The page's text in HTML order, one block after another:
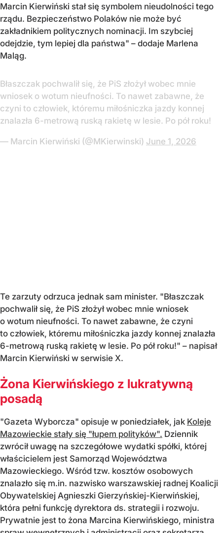
Marcin Kierwiński stał się symbolem nieudolności tego
rządu. Bezpieczeństwo Polaków nie może być
zakładnikiem politycznych nominacji. Im szybciej
odejdzie, tym lepiej dla państwa" – dodaje Marlena
Maląg.
Błaszczak pochwalił się, że PiS złożył wobec mnie
wniosek o wotum nieufności. To nawet zabawne, że
czyni to człowiek, któremu miłośniczka jazdy konnej
znalazła 6-metrową ruską rakietę w lesie. Po pół roku!
— Marcin Kierwiński (@MKierwinski) June 1, 2026
Te zarzuty odrzuca jednak sam minister. "Błaszczak
pochwalił się, że PiS złożył wobec mnie wniosek
o wotum nieufności. To nawet zabawne, że czyni
to człowiek, któremu miłośniczka jazdy konnej znalazła
6-metrową ruską rakietę w lesie. Po pół roku!" – napisał
Marcin Kierwiński w serwisie X.
Żona Kierwińskiego z lukratywną
posadą
"Gazeta Wyborcza" opisuje w poniedziałek, jak Koleje
Mazowieckie stały się "łupem polityków". Dziennik
zwrócił uwagę na szczegółowe wydatki spółki, której
właścicielem jest Samorząd Województwa
Mazowieckiego. Wśród tzw. kosztów osobowych
znalazło się m.in. nazwisko warszawskiej radnej Koalicji
Obywatelskiej Agnieszki Gierzyńskiej-Kierwińskiej,
która pełni funkcję dyrektora ds. strategii i rozwoju.
Prywatnie jest to żona Marcina Kierwińskiego, ministra